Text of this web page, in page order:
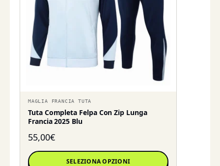
MAGLIA FRANCIA TUTA
Tuta Completa Felpa Con Zip Lunga
Francia 2025 Blu
55,00€
SELEZIONA OPZIONI